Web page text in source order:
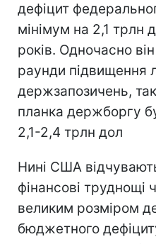
дефіцит
мінімум на 2,1 трлн
років. Одночасно
раунди підвищення
держзапозичень,
планка держборгу
2,1-2,4 трлн дол
Нині США
фінансові труднощі
великим розміром
бюджетного